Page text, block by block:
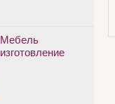
Мебель
изготовление